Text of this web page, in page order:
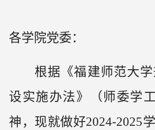
各学院党委：
根据《福建师范大
设实施办法》（师委学
神，现就做好2024-2025